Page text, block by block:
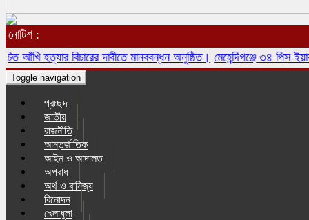
নোটিশ :
হত্যার বিচারের দাবীতে মানববন্ধন অনুষ্ঠিত। মেহেন্দিগঞ্জে ৩৪ পিস
Toggle navigation
প্রচ্ছদ
জাতীয়
রাজনীতি
আন্তর্জাতিক
আইন ও আদালত
অপরাধ
অর্থ ও বানিজ্য
বিনোদন
খেলাধুলা